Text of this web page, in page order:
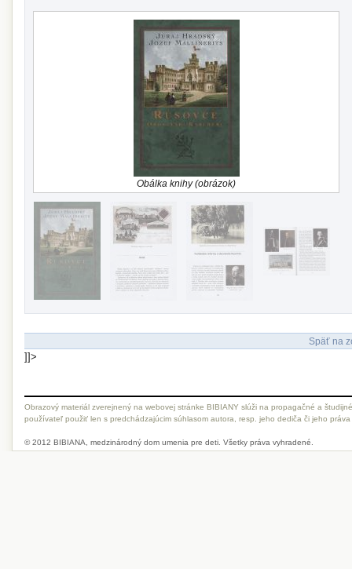
Obálka knihy (obrázok)
Späť na
]]>
Obrazový materiál zverejnený na webovej stránke BIBIANY slúži na propagačné a
používateľ použiť len s predchádzajúcim súhlasom autora, resp. jeho dediča či jeho
© 2012 BIBIANA, medzinárodný dom umenia pre deti. Všetky práva vyhradené.